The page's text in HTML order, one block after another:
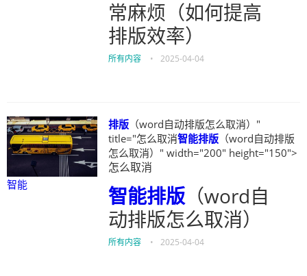
常麻烦（如何提高
排版效率）
所有内容 • 2025-04-04
智能
排版 （word自动排版怎么取消）"
title="怎么取消智能排版 （word自动排版
怎么取消）" width="200" height="150">
怎么取消
智能排版（word自
动排版怎么取消）
所有内容 • 2025-04-04